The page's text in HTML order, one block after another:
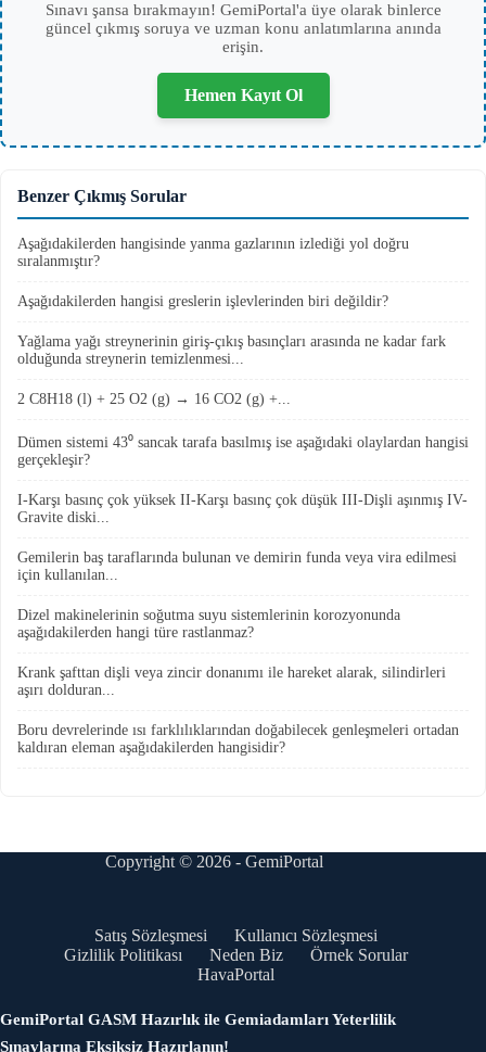
Sınavı şansa bırakmayın! GemiPortal'a üye olarak binlerce
güncel çıkmış soruya ve uzman konu anlatımlarına anında
erişin.
Hemen Kayıt Ol
Benzer Çıkmış Sorular
Aşağıdakilerden hangisinde yanma gazlarının izlediği yol doğru
sıralanmıştır?
Aşağıdakilerden hangisi greslerin işlevlerinden biri değildir?
Yağlama yağı streynerinin giriş-çıkış basınçları arasında ne kadar fark
olduğunda streynerin temizlenmesi...
2 C8H18 (l) + 25 O2 (g) → 16 CO2 (g) +...
Dümen sistemi 43⁰ sancak tarafa basılmış ise aşağıdaki olaylardan hangisi
gerçekleşir?
I-Karşı basınç çok yüksek II-Karşı basınç çok düşük III-Dişli aşınmış IV-
Gravite diski...
Gemilerin baş taraflarında bulunan ve demirin funda veya vira edilmesi
için kullanılan...
Dizel makinelerinin soğutma suyu sistemlerinin korozyonunda
aşağıdakilerden hangi türe rastlanmaz?
Krank şafttan dişli veya zincir donanımı ile hareket alarak, silindirleri
aşırı dolduran...
Boru devrelerinde ısı farklılıklarından doğabilecek genleşmeleri ortadan
kaldıran eleman aşağıdakilerden hangisidir?
Copyright © 2026 - GemiPortal
Satış Sözleşmesi
Kullanıcı Sözleşmesi
Gizlilik Politikası
Neden Biz
Örnek Sorular
HavaPortal
GemiPortal GASM Hazırlık ile Gemiadamları Yeterlilik
Sınavlarına Eksiksiz Hazırlanın!